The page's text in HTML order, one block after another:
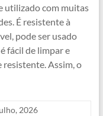
utilizado com muitas
É resistente à
pode ser usado
fácil de limpar e
Assim, o
2026